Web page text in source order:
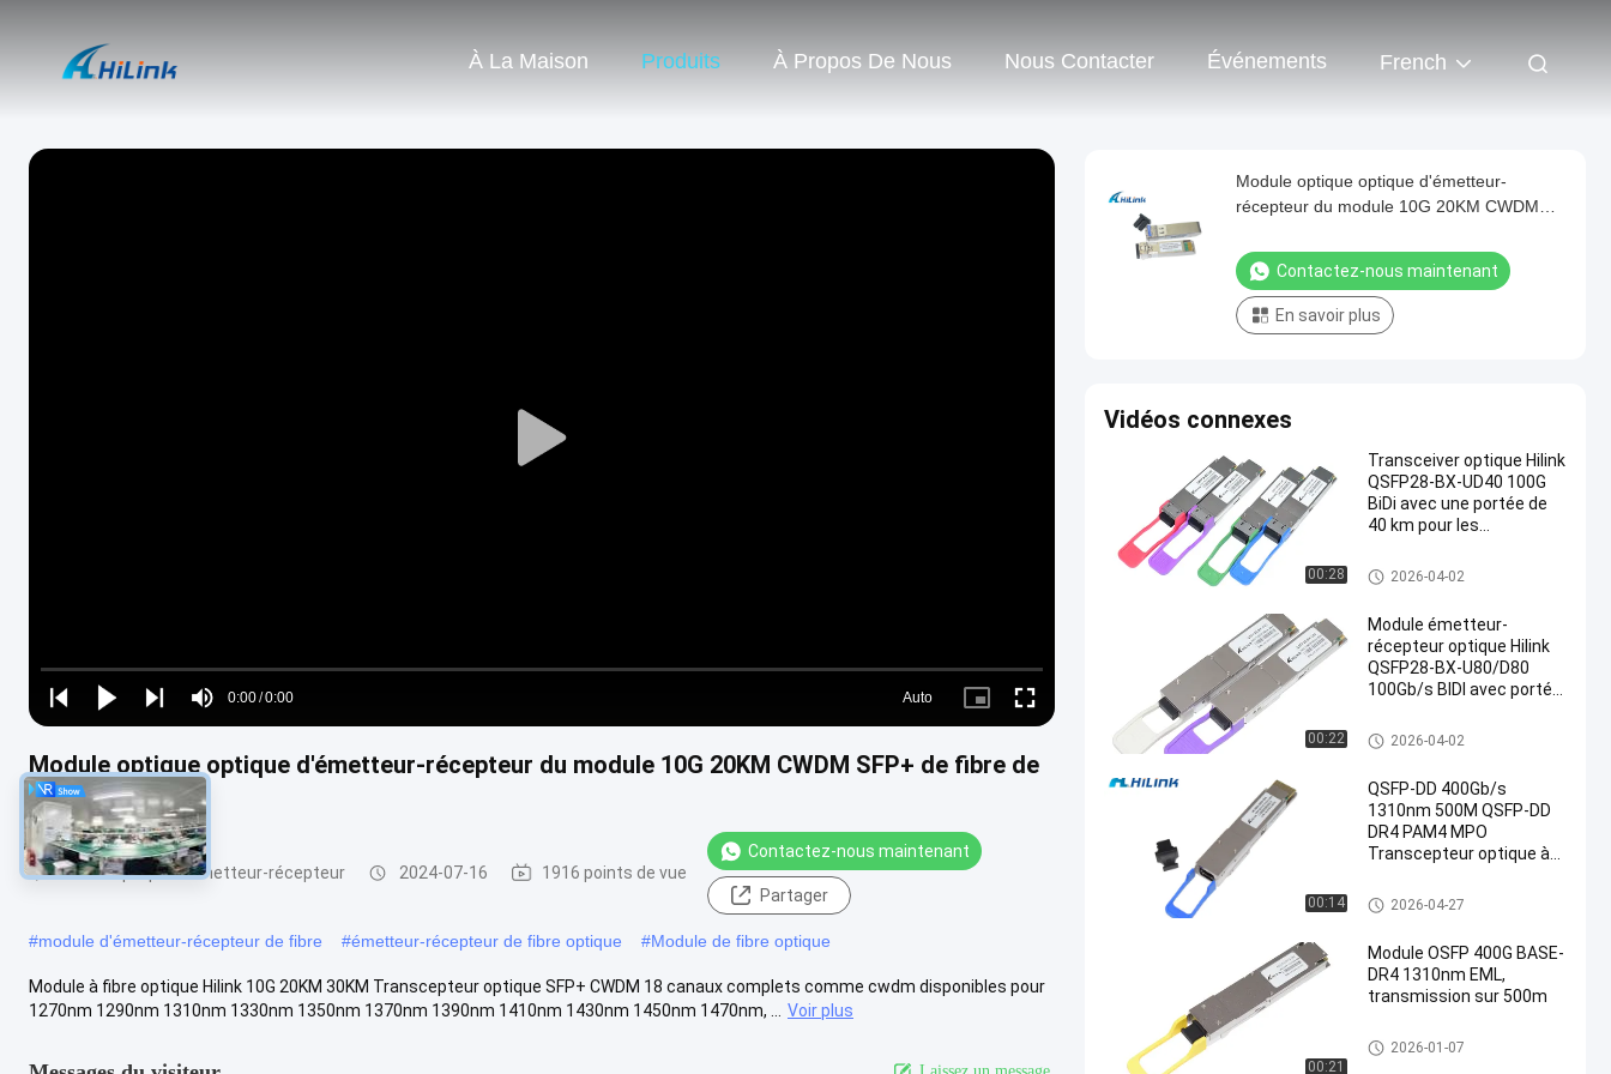
À La Maison Produits À Propos De Nous Nous Contacter Événements French
Play
Play
Play
Play
Mute
Time
0:00/0:00
Loaded:
0%
Auto
Picture- Fullscreen
Module optique optique d'émetteur-récepteur du module 10G 20KM CWDM SFP+ de fibre de
Hilink
Module optique d'émetteur-récepteur 2024-07-16 1916 points de vue
Contactez-nous maintenant
Partager
#module d'émetteur-récepteur de fibre #émetteur-récepteur de fibre optique #Module de fibre optique
Module à fibre optique Hilink 10G 20KM 30KM Transcepteur optique SFP+ CWDM 18 canaux complets comme cwdm disponibles pour
1270nm 1290nm 1310nm 1330nm 1350nm 1370nm 1390nm 1410nm 1430nm 1450nm 1470nm, ...
Voir plus
Laissez un message.
Module optique optique d'émetteur-
récepteur du module 10G 20KM CWDM
Contactez-nous maintenant
En savoir plus
Vidéos connexes
00:28
Transceiver optique Hilink
QSFP28-BX-UD40 100G
BiDi avec une portée de
40 km pour les
données
Module optique d'émetteur-réc
epteur
2026-04-02
00:22
Module émetteur-
récepteur optique Hilink
QSFP28-BX-U80/D80
100Gb/s BIDI avec portée
100G
Module optique d'émetteur-réc
epteur
2026-04-02
00:14
QSFP-DD 400Gb/s
1310nm 500M QSFP-DD
DR4 PAM4 MPO
Transcepteur optique à
Module optique d'émetteur-réc
epteur
2026-04-27
00:21
Module OSFP 400G BASE-
DR4 1310nm EML,
transmission sur 500m
Module optique d'émetteur-réc
epteur
2026-01-07